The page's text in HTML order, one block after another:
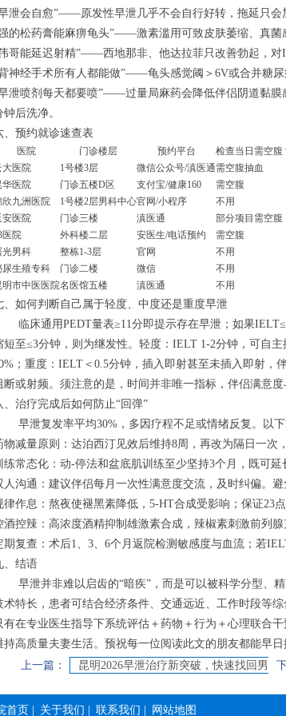
泄会自愈”——原发性早泄几乎不会自行好转，拖延只会
的松药膏能麻痹龟头”——激素滥用可致皮肤萎缩、真菌
哥能延迟射精”——西地那非、他达拉菲只改善勃起，对
神经手术所有人都能做”——龟头感觉阈＞6V或合并糖尿
泄喷剂每天都要喷”——过量局麻药会降低伴侣阴道黏膜
钟后洗净。
、预约就诊速查表
医院 门诊楼层 预约平台 检查当日需空腹
大医院
1号楼3层 微信公众号/滇医通需空腹抽血
华医院
门诊五楼D区 支付宝/健康160 需空腹
欣九洲医院
1号楼2层男科中心官网/小程序 不用
安医院
门诊三楼 滇医通 部分项目需空腹
医院
外科楼二层 安医生/电话预约 需空腹
光男科
整栋1-3层 官网 不用
尿生殖专科
门诊二楼 微信 不用
明市中医医院名医馆五楼 滇医通 不用
、如何判断自己属于轻度、中度还是重度早泄
临床通用PEDT量表≥11分即提示存在早泄；如果
短至≤3分钟，则为继发性。轻度：IELT 1-2分钟，可自
；重度：IELT＜0.5分钟，插入即射甚至未插入即射，
断或射频。须注意的是，时间并非唯一指标，伴侣满意
、治疗完成后如何防止“回弹”
早泄复发率平均30%，多因疗程不足或情绪反复。以
物减量原则：达泊西汀见效后维持8周，再改为隔日一次
练常态化：动-停法和盆底肌训练至少坚持3个月，既可延
人沟通：建议伴侣每月一次性满意度交流，及时纠偏。
律作息：熬夜使褪黑素降低，5-HT合成受影响；保证23
酒控辣：高浓度酒精抑制雄激素合成，辣椒素刺激前列腺
期复查：术后1、3、6个月返院检测敏感度与血流；若
、结语
早泄并非难以启齿的“暗疾”，而是可以被科学分型、
术特长，患者可结合经济条件、交通远近、工作时段等
有在专业医生指导下系统评估＋药物＋行为＋心理联合
持高质量夫妻生活。预祝每一位阅读此文的朋友都能早日
上一篇：
昆明2026早泄治疗新突破，快速找回男
首页
关于我们 联系我们 网站地图